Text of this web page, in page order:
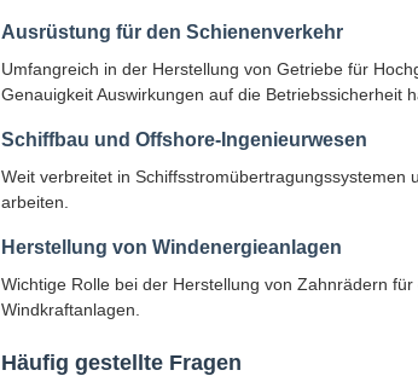
Ausrüstung für den Schienenverkehr
Umfangreich in der Herstellung von Getriebe für
Genauigkeit Auswirkungen auf die Betriebssicherheit
Schiffbau und Offshore-Ingenieurwesen
Weit verbreitet in
arbeiten.
Herstellung von Windenergieanlagen
Wichtige Rolle bei der Herstellung von Zahnrädern
Windkraftanlagen.
Häufig gestellte Fragen